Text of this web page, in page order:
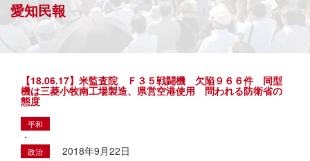
愛知民報
【18.06.17】米監査院 Ｆ３５戦闘機 欠陥９６６件 同型
機は三菱小牧南工場製造、県営空港使用 問われる防衛省の
態度
平和
・
政治 2018年9月22日